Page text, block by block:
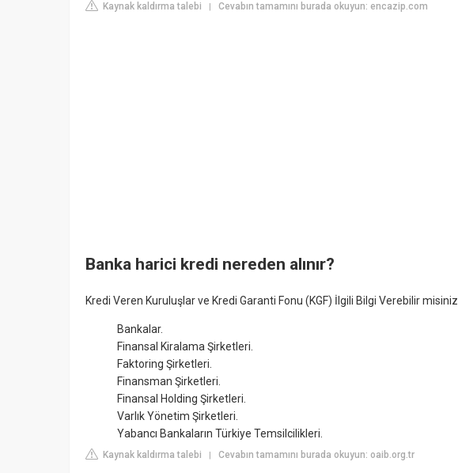
Kaynak kaldırma talebi Cevabın tamamını burada okuyun: encazip.com
Banka harici kredi nereden alınır?
Kredi Veren Kuruluşlar ve Kredi Garanti Fonu (KGF) İlgili Bilgi Verebilir misiniz
Bankalar.
Finansal Kiralama Şirketleri.
Faktoring Şirketleri.
Finansman Şirketleri.
Finansal Holding Şirketleri.
Varlık Yönetim Şirketleri.
Yabancı Bankaların Türkiye Temsilcilikleri.
Kaynak kaldırma talebi | Cevabın tamamını burada okuyun: oaib.org.tr